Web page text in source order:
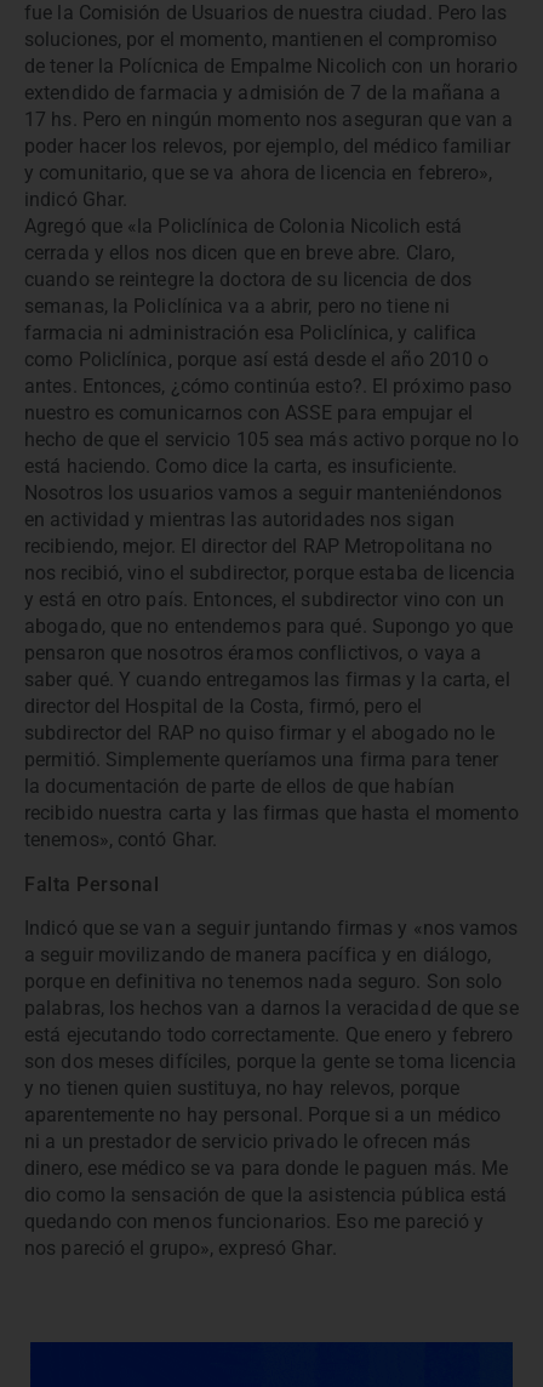
fue la Comisión de Usuarios de nuestra ciudad. Pero las
soluciones, por el momento, mantienen el compromiso
de tener la Polícnica de Empalme Nicolich con un horario
extendido de farmacia y admisión de 7 de la mañana a
17 hs. Pero en ningún momento nos aseguran que van a
poder hacer los relevos, por ejemplo, del médico familiar
y comunitario, que se va ahora de licencia en febrero»,
indicó Ghar.
Agregó que «la Policlínica de Colonia Nicolich está
cerrada y ellos nos dicen que en breve abre. Claro,
cuando se reintegre la doctora de su licencia de dos
semanas, la Policlínica va a abrir, pero no tiene ni
farmacia ni administración esa Policlínica, y califica
como Policlínica, porque así está desde el año 2010 o
antes. Entonces, ¿cómo continúa esto?. El próximo paso
nuestro es comunicarnos con ASSE para empujar el
hecho de que el servicio 105 sea más activo porque no lo
está haciendo. Como dice la carta, es insuficiente.
Nosotros los usuarios vamos a seguir manteniéndonos
en actividad y mientras las autoridades nos sigan
recibiendo, mejor. El director del RAP Metropolitana no
nos recibió, vino el subdirector, porque estaba de licencia
y está en otro país. Entonces, el subdirector vino con un
abogado, que no entendemos para qué. Supongo yo que
pensaron que nosotros éramos conflictivos, o vaya a
saber qué. Y cuando entregamos las firmas y la carta, el
director del Hospital de la Costa, firmó, pero el
subdirector del RAP no quiso firmar y el abogado no le
permitió. Simplemente queríamos una firma para tener
la documentación de parte de ellos de que habían
recibido nuestra carta y las firmas que hasta el momento
tenemos», contó Ghar.
Falta Personal
Indicó que se van a seguir juntando firmas y «nos vamos
a seguir movilizando de manera pacífica y en diálogo,
porque en definitiva no tenemos nada seguro. Son solo
palabras, los hechos van a darnos la veracidad de que se
está ejecutando todo correctamente. Que enero y febrero
son dos meses difíciles, porque la gente se toma licencia
y no tienen quien sustituya, no hay relevos, porque
aparentemente no hay personal. Porque si a un médico
ni a un prestador de servicio privado le ofrecen más
dinero, ese médico se va para donde le paguen más. Me
dio como la sensación de que la asistencia pública está
quedando con menos funcionarios. Eso me pareció y
nos pareció el grupo», expresó Ghar.